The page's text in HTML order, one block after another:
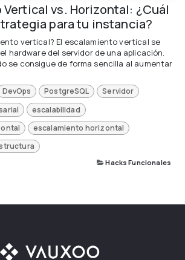
vs. Horizontal: ¿Cuál
para tu instancia?
vertical? El escalamiento vertical se
hardware del servidor de una aplicación.
se consigue de forma sencilla al aumentar
DevOps PostgreSQL
Servidor
escalabilidad
escalamiento horizontal
Hacks Funcionales